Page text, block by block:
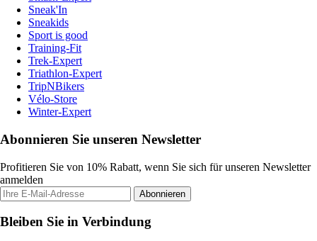
Sneak'In
Sneakids
Sport is good
Training-Fit
Trek-Expert
Triathlon-Expert
TripNBikers
Vélo-Store
Winter-Expert
Abonnieren Sie unseren Newsletter
Profitieren Sie von 10% Rabatt, wenn Sie sich für unseren Newsletter
anmelden
Abonnieren
Bleiben Sie in Verbindung